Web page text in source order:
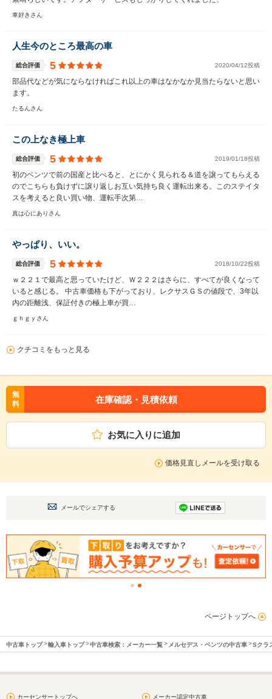
車好きさん
人生今のところ最高の車
総合評価 5 2020/04/12投稿
部品代などが気にならなければこれ以上の車はなかなか見当たらないと思い
ます。
たるんさん
この上なき極上車
総合評価 5 2019/01/18投稿
初のベンツで前の国産と比べると、とにかく見られる＆道を譲ってもらえる
のでこちらも負けずに譲り返しお互い気持ち良く運転出来る。このステイタ
スを考えると良い買い物、運転手次第…
真は心にありさん
やっぱり、いい。
総合評価 5 2018/10/22投稿
ｗ２２１で最高と思っていたけど、Ｗ２２２はさらに、すべてが良くなって
いると感じる。 中古車価格も下がっており、レクサスＧＳの値段で、3年以
内の距離浅、保証付きの極上車が買…
ｇｈｇｙさん
クチコミをもっと見る
無
料
在庫確認・見積依頼
お気に入りに追加
価格見直しメールを受け取る
メールでシェアする
ページトップへ
中古車トップ 輸入車トップ 中古車検索：メーカー一覧 メルセデス・ベンツの中古車 Sクラ
カーセンサートップへ メーカー認定中古車